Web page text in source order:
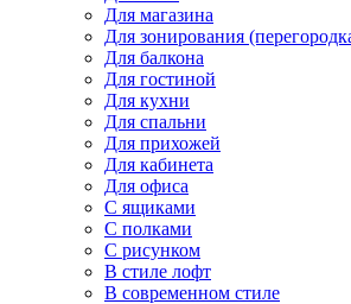
Для магазина
Для зонирования
Для балкона
Для гостиной
Для кухни
Для спальни
Для прихожей
Для кабинета
Для офиса
С ящиками
С полками
С рисунком
В стиле лофт
В современном стиле